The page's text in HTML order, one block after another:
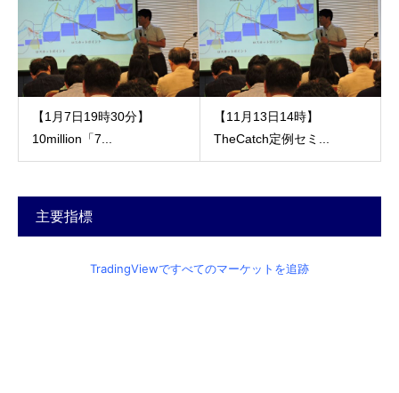
【1月7日19時30分】
10million「7...
【11月13日14時】
TheCatch定例セミ...
主要指標
TradingViewですべてのマーケットを追跡